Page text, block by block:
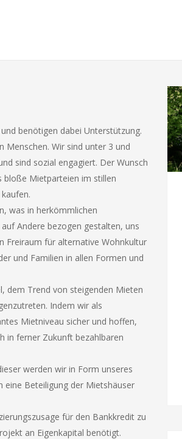
benötigen dabei Unterstützung.
Menschen. Wir sind unter 3 und
sind sozial engagiert. Der Wunsch
bloße Mietparteien im stillen
was in herkömmlichen
Andere bezogen gestalten, uns
Freiraum für alternative Wohnkultur
und Familien in allen Formen und
dem Trend von steigenden Mieten
Indem wir als
Mietniveau sicher und hoffen,
in ferner Zukunft bezahlbaren
werden wir in Form unseres
eine Beteiligung der Mietshäuser
für den Bankkredit zu
an Eigenkapital benötigt.